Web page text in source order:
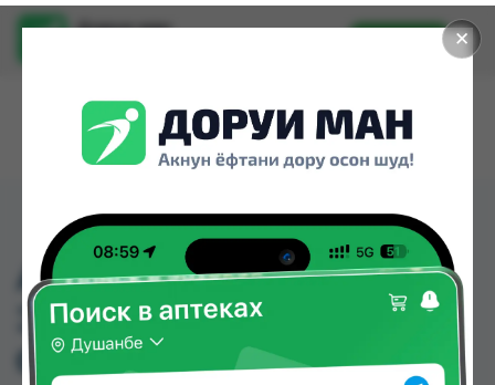
✕
Доруи ман
Установить
АНТИПЕРЕПИРАНТ
ЭФФЕКТ ПУДРЫ
СЕНСИТИФ 50МЛ -30